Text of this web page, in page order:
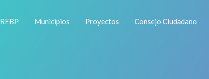
REBP Municipios Proyectos Consejo Ciudadano